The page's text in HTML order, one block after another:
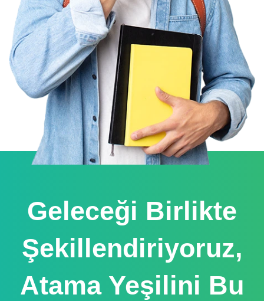
Geleceği Birlikte
Şekillendiriyoruz,
Atama Yeşilini Bu